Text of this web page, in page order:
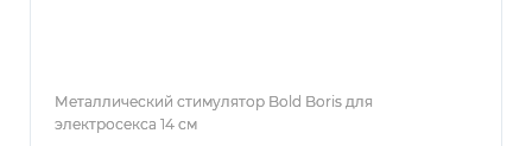
Металлический стимулятор Bold Boris для
электросекса 14 см